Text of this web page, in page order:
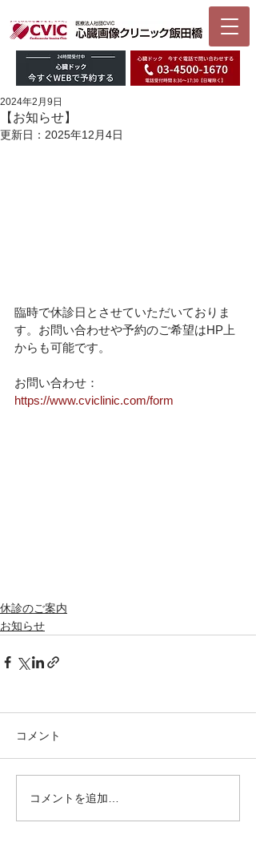
【お知らせ】
2024年2月9日
更新日： 2025年12月4日
臨時で休診日とさせていただいておりま
す。お問い合わせや予約のご希望はHP上
からも可能です。
お問い合わせ：
https://www.cviclinic.com/form
休診のご案内
お知らせ
コメント
コメントを追加…